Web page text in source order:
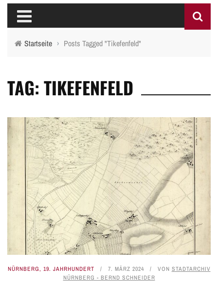
Startseite › Posts Tagged "Tikefenfeld"
TAG: TIKEFENFELD
NÜRNBERG, 19. JAHRHUNDERT 7. MÄRZ 2024 VON STADTARCHIV
NÜRNBERG - BERND SCHNEIDER